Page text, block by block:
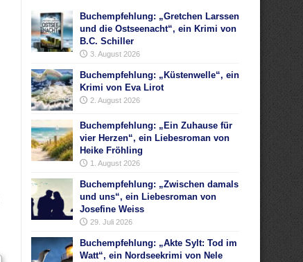
Buchempfehlung: „Gretchen Larssen
und die Ostseenacht“, ein Krimi von
B.C. Schiller
3. August 2026
Buchempfehlung: „Küstenwelle“, ein
Krimi von Eva Lirot
2. August 2026
Buchempfehlung: „Ein Zuhause für
vier Herzen“, ein Liebesroman von
Heike Fröhling
1. August 2026
Buchempfehlung: „Zwischen damals
und uns“, ein Liebesroman von
Josefine Weiss
29. Juli 2026
Buchempfehlung: „Akte Sylt: Tod im
Watt“, ein Nordseekrimi von Nele